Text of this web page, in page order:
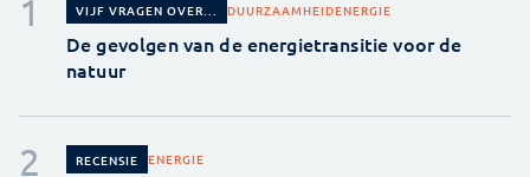
VIJF VRAGEN OVER... DUURZAAMHEIDENERGIE
De gevolgen van de energietransitie voor de
natuur
RECENSIE ENERGIE